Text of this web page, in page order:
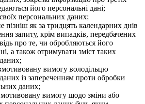
його персональні дані;
персональних даних;
пізніш як за тридцять календарних днів
запиту, крім випадків, передбачених
про те, чи обробляються його
а також отримувати зміст таких
вимогу володільцю
із запереченням проти обробки
даних;
вимогу щодо зміни або